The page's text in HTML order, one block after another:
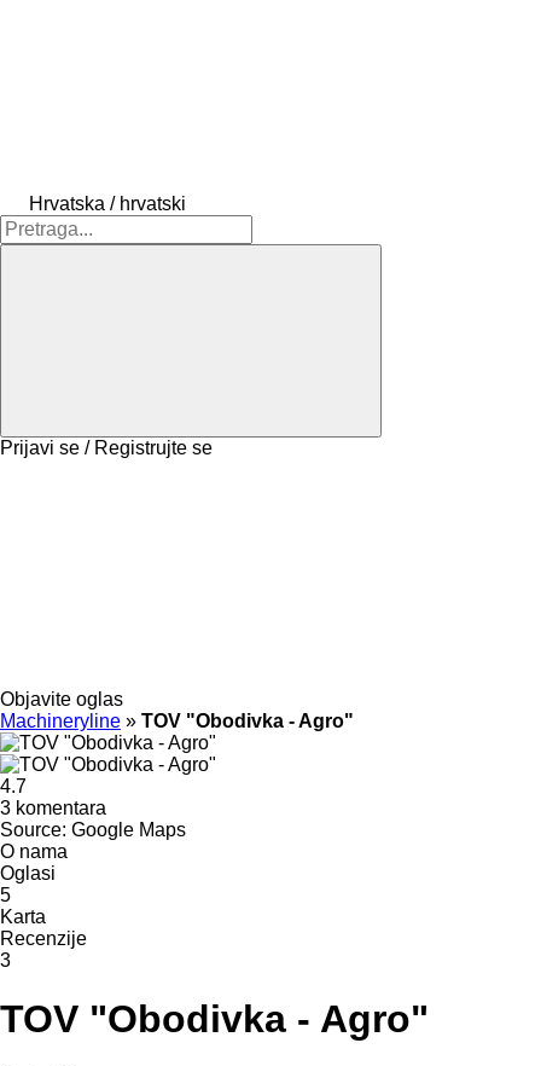
Hrvatska / hrvatski
Prijavi se / Registrujte se
Objavite oglas
Machineryline » TOV "Obodivka - Agro"
4.7
3 komentara
Source: Google Maps
O nama
Oglasi
5
Karta
Recenzije
3
TOV "Obodivka - Agro"